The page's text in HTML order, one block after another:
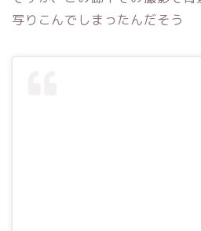
写りこんでしまったんだそう